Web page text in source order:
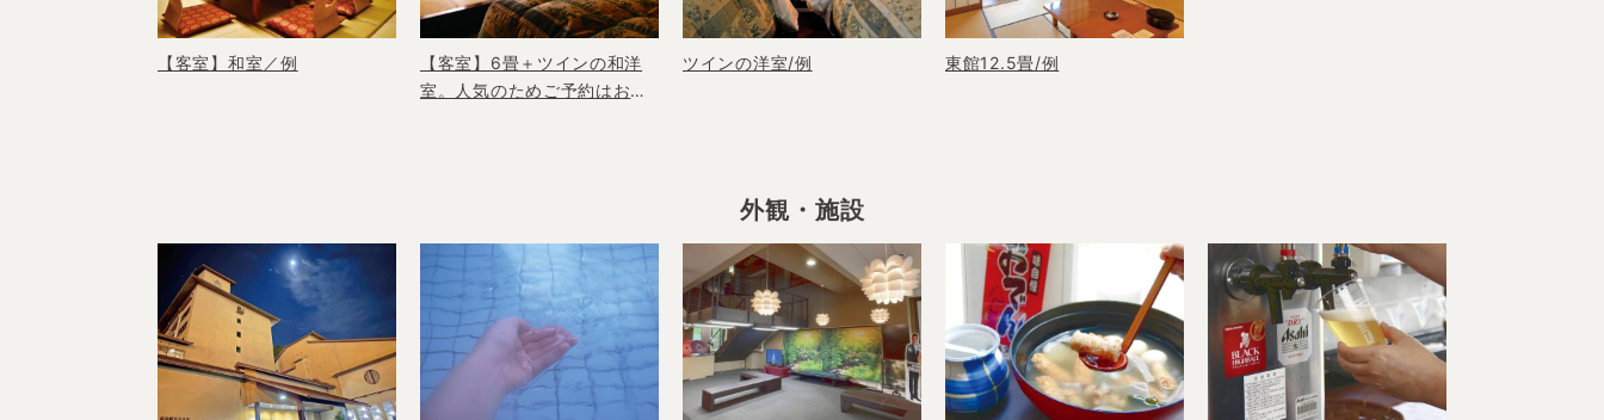
【客室】和室／例
【客室】6畳＋ツインの和洋
室。人気のためご予約はお早
ツインの洋室/例 東館12.5畳/例
外観・施設